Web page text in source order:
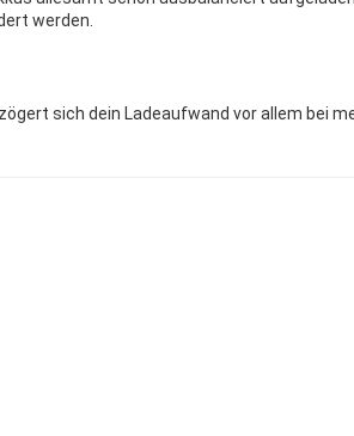
werden.
sich dein Ladeaufwand vor allem bei